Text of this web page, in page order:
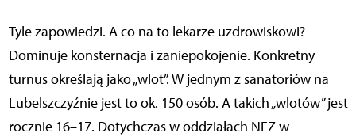
Tyle zapowiedzi. A co na to lekarze uzdrowiskowi?
Dominuje konsternacja i zaniepokojenie. Konkretny
turnus określają jako „wlot”. W jednym z sanatoriów na
Lubelszczyźnie jest to ok. 150 osób. A takich „wlotów” jest
rocznie 16–17. Dotychczas w oddziałach NFZ w